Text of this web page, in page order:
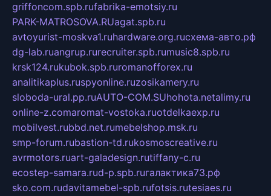
griffoncom.spb.rufabrika-emotsiy.ru
PARK-MATROSOVA.RUagat.spb.ru
avtoyurist-moskva1.ruhardware.org.ruсхема-авто.рф
dg-lab.ruangrup.rurecruiter.spb.rumusic8.spb.ru
krsk124.rukubok.spb.ruromanofforex.ru
analitikaplus.ruspyonline.ruzosikamery.ru
sloboda-ural.pp.ruAUTO-COM.SUhohota.netalimy.ru
online-z.comaromat-vostoka.ruotdelkaexp.ru
mobilvest.rubbd.net.rumebelshop.msk.ru
smp-forum.rubastion-td.rukosmoscreative.ru
avrmotors.ruart-galadesign.rutiffany-c.ru
ecostep-samara.rud-p.spb.ruгалактика73.рф
sko.com.rudavitamebel-spb.rufotsis.rutesiaes.ru